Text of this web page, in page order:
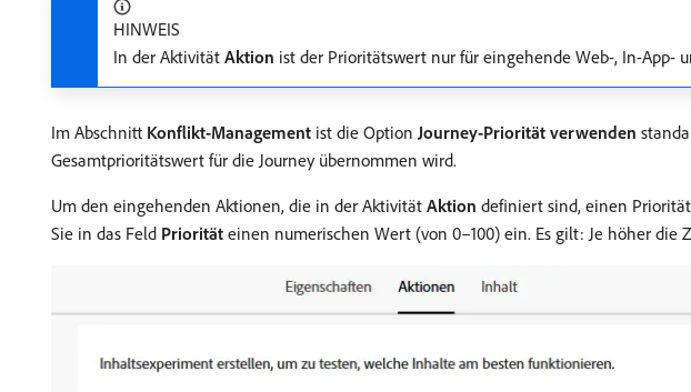
HINWEIS
In der Aktivität Aktion ist der Prioritätswert nur für eingehende Web-, In-App-
Im Abschnitt Konflikt-Management ist die OptionJourney-Priorität verwenden
Gesamtprioritätswert für die Journey übernommen wird.
Um den eingehenden Aktionen, die in der Aktivität Aktion definiert sind, einen
Sie in das Feld Priorität einen numerischen Wert (von 0–100) ein. Es gilt: Je höher die